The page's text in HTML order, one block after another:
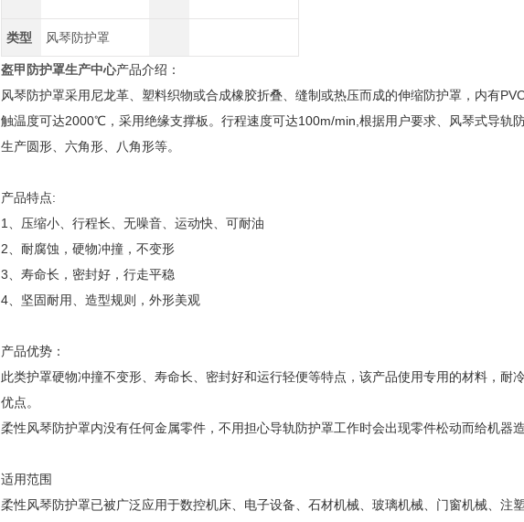
类型 风琴防护罩
盔甲防护罩生产中心产品介绍：
风琴防护罩采用尼龙革、塑料织物或合成橡胶折叠、缝制或热压而成的伸缩防护罩，内有
触温度可达2000℃，采用绝缘支撑板。行程速度可达100m/min,根据用户要求、风琴式导轨
生产圆形、六角形、八角形等。
产品特点:
1、压缩小、行程长、无噪音、运动快、可耐油
2、耐腐蚀，硬物冲撞，不变形
3、寿命长，密封好，行走平稳
4、坚固耐用、造型规则，外形美观
产品优势：
此类护罩硬物冲撞不变形、寿命长、密封好和运行轻便等特点，该产品使用专用的材料，耐
优点。
柔性风琴防护罩内没有任何金属零件，不用担心导轨防护罩工作时会出现零件松动而给机器造
适用范围
柔性风琴防护罩已被广泛应用于数控机床、电子设备、石材机械、玻璃机械、门窗机械、注